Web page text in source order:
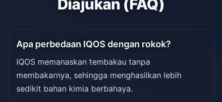
Diajukan (FAQ)
Apa perbedaan IQOS dengan rokok?
IQOS memanaskan tembakau tanpa
membakarnya, sehingga menghasilkan lebih
sedikit bahan kimia berbahaya.